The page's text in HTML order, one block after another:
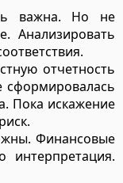
важна. Но не
Анализировать
отчетность
сформировалась
Пока искажение
Финансовые